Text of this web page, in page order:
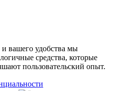
и вашего удобства мы
средства, которые
пользовательский опыт.